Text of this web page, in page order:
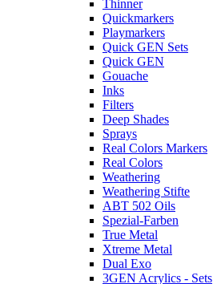
Thinner
Quickmarkers
Playmarkers
Quick GEN Sets
Quick GEN
Gouache
Inks
Filters
Deep Shades
Sprays
Real Colors Markers
Real Colors
Weathering
Weathering Stifte
ABT 502 Oils
Spezial-Farben
True Metal
Xtreme Metal
Dual Exo
3GEN Acrylics - Sets